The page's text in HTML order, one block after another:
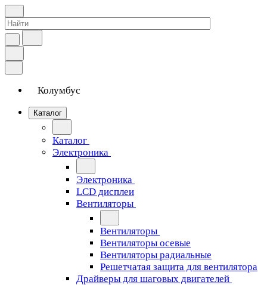
Колумбус
Каталог
Каталог
Электроника
Электроника
LCD дисплеи
Вентиляторы
Вентиляторы
Вентиляторы осевые
Вентиляторы радиальные
Решетчатая защита для вентилятора
Драйверы для шаговых двигателей